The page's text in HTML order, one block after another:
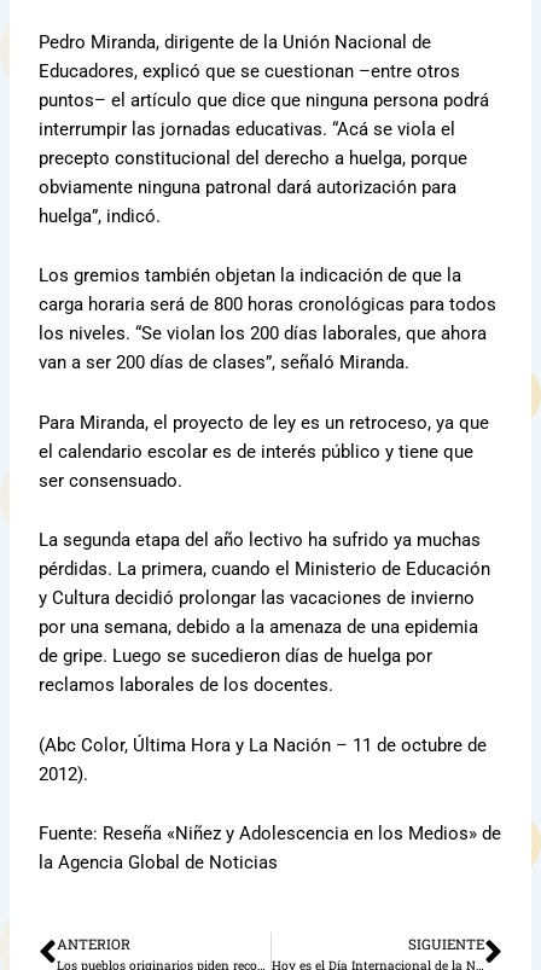
Pedro Miranda, dirigente de la Unión Nacional de
Educadores, explicó que se cuestionan –entre otros
puntos– el artículo que dice que ninguna persona podrá
interrumpir las jornadas educativas. “Acá se viola el
precepto constitucional del derecho a huelga, porque
obviamente ninguna patronal dará autorización para
huelga”, indicó.
Los gremios también objetan la indicación de que la
carga horaria será de 800 horas cronológicas para todos
los niveles. “Se violan los 200 días laborales, que ahora
van a ser 200 días de clases”, señaló Miranda.
Para Miranda, el proyecto de ley es un retroceso, ya que
el calendario escolar es de interés público y tiene que
ser consensuado.
La segunda etapa del año lectivo ha sufrido ya muchas
pérdidas. La primera, cuando el Ministerio de Educación
y Cultura decidió prolongar las vacaciones de invierno
por una semana, debido a la amenaza de una epidemia
de gripe. Luego se sucedieron días de huelga por
reclamos laborales de los docentes.
(Abc Color, Última Hora y La Nación – 11 de octubre de
2012).
Fuente: Reseña «Niñez y Adolescencia en los Medios» de
la Agencia Global de Noticias
Ant
ANTERIOR
Los pueblos originarios piden reconocimiento
SIGUIENTE
Hoy es el Día Internacional de la Niña